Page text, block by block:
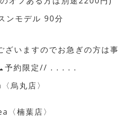
ンモデル 90分
ざいますのでお急ぎの方は
約限定// . . . . .
烏丸店〉
楠葉店〉